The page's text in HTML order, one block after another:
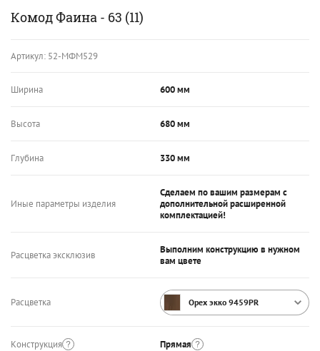
Комод Фаина - 63 (11)
Артикул: 52-МФМ529
Ширина 600 мм
Высота 680 мм
Глубина 330 мм
Иные параметры изделия
Сделаем по вашим размерам с
дополнительной расширенной
комплектацией!
Расцветка эксклюзив
Выполним конструкцию в нужном
вам цвете
Расцветка Орех экко 9459PR
Конструкция Прямая